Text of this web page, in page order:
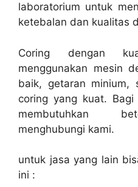
laboratorium untuk
ketebalan dan kualitas
Coring dengan
menggunakan mesin
baik, getaran minium,
coring yang kuat.
membutuhkan
menghubungi kami.
untuk jasa yang lain
ini :